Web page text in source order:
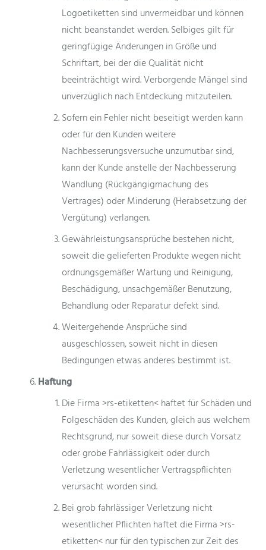
Logoetiketten sind unvermeidbar und können
nicht beanstandet werden. Selbiges gilt für
geringfügige Änderungen in Größe und
Schriftart, bei der die Qualität nicht
beeinträchtigt wird. Verborgende Mängel sind
unverzüglich nach Entdeckung mitzuteilen.
Sofern ein Fehler nicht beseitigt werden kann
oder für den Kunden weitere
Nachbesserungsversuche unzumutbar sind,
kann der Kunde anstelle der Nachbesserung
Wandlung (Rückgängigmachung des
Vertrages) oder Minderung (Herabsetzung der
Vergütung) verlangen.
Gewährleistungsansprüche bestehen nicht,
soweit die gelieferten Produkte wegen nicht
ordnungsgemäßer Wartung und Reinigung,
Beschädigung, unsachgemäßer Benutzung,
Behandlung oder Reparatur defekt sind.
Weitergehende Ansprüche sind
ausgeschlossen, soweit nicht in diesen
Bedingungen etwas anderes bestimmt ist.
Haftung
Die Firma >rs-etiketten< haftet für Schäden und
Folgeschäden des Kunden, gleich aus welchem
Rechtsgrund, nur soweit diese durch Vorsatz
oder grobe Fahrlässigkeit oder durch
Verletzung wesentlicher Vertragspflichten
verursacht worden sind.
Bei grob fahrlässiger Verletzung nicht
wesentlicher Pflichten haftet die Firma >rs-
etiketten< nur für den typischen zur Zeit des